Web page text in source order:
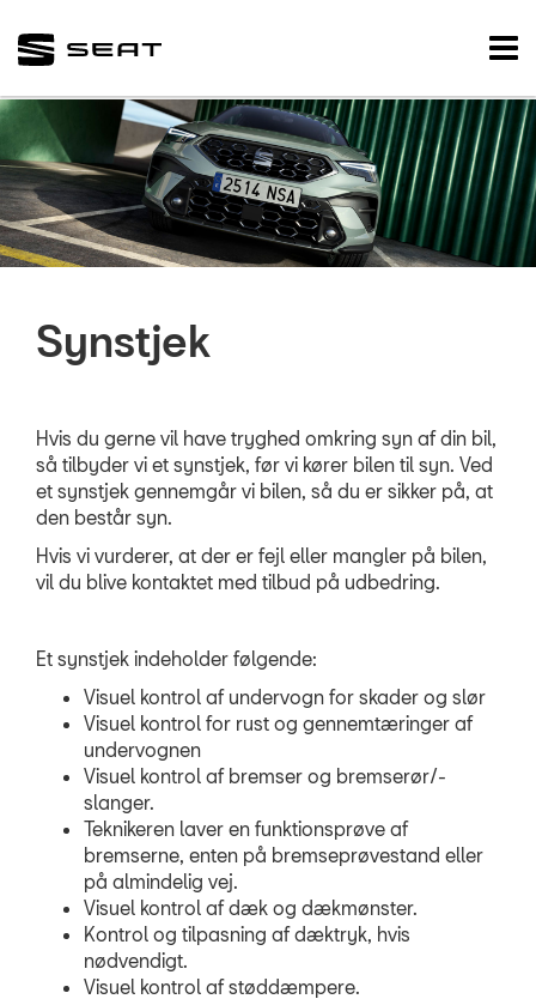
VÆRKSTED
Koncepter og
Bestil tid på
MinSEAT
ServiceCam
Synstjek
BRUGTE BILER
TILBEHØR
RESERVEDELE
Synstjek
Hvis du gerne vil have tryghed omkring syn af din bil,
så tilbyder vi et synstjek, før vi kører bilen til syn. Ved
et synstjek gennemgår vi bilen, så du er sikker på, at
den består syn.
Hvis vi vurderer, at der er fejl eller mangler på bilen,
vil du blive kontaktet med tilbud på udbedring.
Et synstjek indeholder følgende:
Visuel kontrol af undervogn for skader og slør
Visuel kontrol for rust og gennemtæringer af
undervognen
Visuel kontrol af bremser og bremserør/-
slanger.
Teknikeren laver en funktionsprøve af
bremserne, enten på bremseprøvestand eller
på almindelig vej.
Visuel kontrol af dæk og dækmønster.
Kontrol og tilpasning af dæktryk, hvis
nødvendigt.
Visuel kontrol af støddæmpere.